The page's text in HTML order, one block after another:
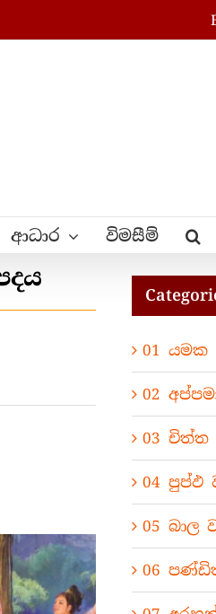
ආධාර විමසීම්
01 යමක
02
03 චිත්ත
04 පුප්ඵ
05 බාල
06